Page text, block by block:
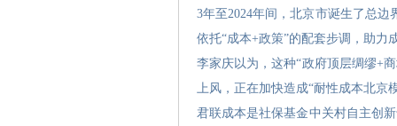
3年至2024年间，北京市诞生了总
依托“成本+政策”的配套步调，助力
李家庆以为，这种“政府顶层绸缪+
上风，正在加快造成“耐性成本北京
君联成本是社保基金中关村自主创